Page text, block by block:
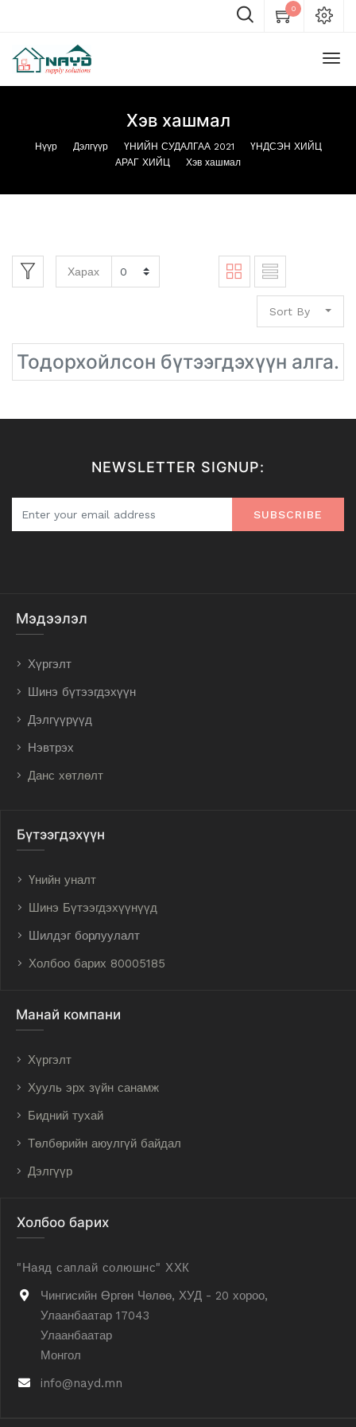
0
Хэв хашмал
Нүүр Дэлгүүр ҮНИЙН СУДАЛГАА 2021
ҮНДСЭН ХИЙЦ
АРАГ ХИЙЦ
Хэв хашмал
Харах
Sort By
Тодорхойлсон бүтээгдэхүүн алга.
NEWSLETTER SIGNUP:
SUBSCRIBE
Мэдээлэл
Хүргэлт
Шинэ бүтээгдэхүүн
Дэлгүүрүүд
Нэвтрэх
Данс хөтлөлт
Бүтээгдэхүүн
Үнийн уналт
Шинэ Бүтээгдэхүүнүүд
Шилдэг борлуулалт
Холбоо барих 80005185
Манай компани
Хүргэлт
Хууль эрх зүйн санамж
Бидний тухай
Төлбөрийн аюулгүй байдал
Дэлгүүр
Холбоо барих
"Наяд саплай солюшнс" ХХК
Чингисийн Өргөн Чөлөө, ХУД - 20 хороо,
Улаанбаатар 17043
Улаанбаатар
Монгол
info@nayd.mn